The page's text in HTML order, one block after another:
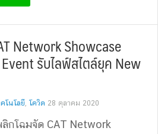
Network Showcase
รับไลฟ์สไตล์ยุค New
คโนโลยี, โควิด 28 ตุลาคม 2020
ลิกโฉมจัด CAT Network